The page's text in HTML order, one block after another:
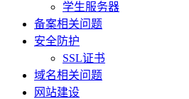
学生服务器
备案相关问题
安全防护
SSL证书
域名相关问题
网站建设